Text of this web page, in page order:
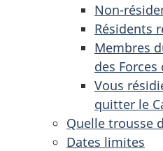
Non-
Résidents
Membres
des
Vous
quitter le
Quelle trousse
Dates limites